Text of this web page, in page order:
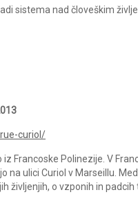
sistema nad človeškim
curiol/
Francoske Polinezije. V
na ulici Curiol v Marseillu.
življenjih, o vzponih in padcih